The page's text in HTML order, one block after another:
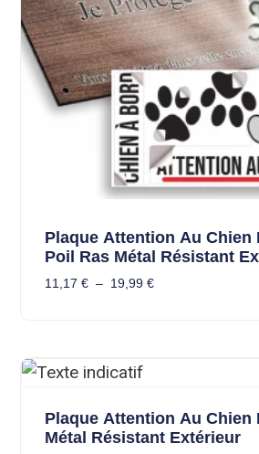
Plaque Attention Au Chien
Poil Ras Métal Résistant
11,17 € – 19,99 €
Plaque Attention Au Chien
Métal Résistant Extérieur